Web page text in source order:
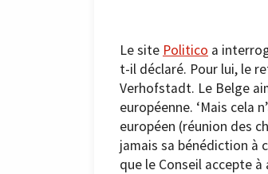
Le site Politico a
t-il déclaré. Pour lui, le
Verhofstadt. Le Belge
européenne. ‘Mais cela
européen (réunion des
jamais sa bénédiction à
que le Conseil accepte